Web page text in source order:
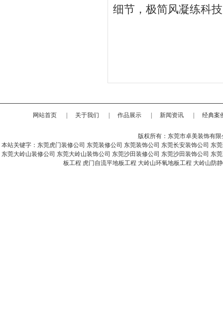
细节，极简风凝练科
网站首页 关于我们 作品展示 新闻资讯 经典案
版权所有：东莞市卓美装饰有
本站关键字： 东莞虎门装修公司 东莞装修公司 东莞装饰公司 东莞长安装饰公司 东
东莞大岭山装修公司 东莞大岭山装饰公司 东莞沙田装修公司 东莞沙田装饰公司 东
板工程 虎门自流平地板工程 大岭山环氧地板工程 大岭山防